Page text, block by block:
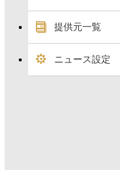
提供元一覧
ニュース設定